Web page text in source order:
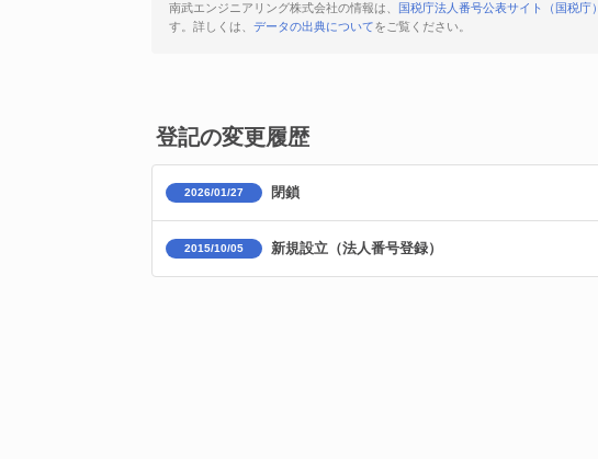
南武エンジニアリング株式会社の情報は、
国税庁法人番号公表サイト（国税庁）
す。詳しくは、 データの出典についてをご覧ください。
登記の変更履歴
2026/01/27 閉鎖
2015/10/05 新規設立（法人番号登録）